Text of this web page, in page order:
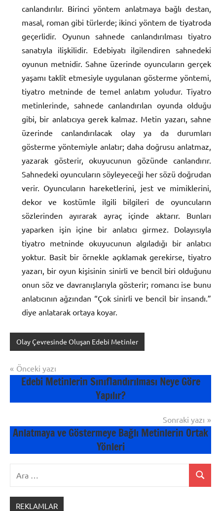
canlandırılır. Birinci yöntem anlatmaya bağlı destan,
masal, roman gibi türlerde; ikinci yöntem de tiyatroda
geçerlidir. Oyunun sahnede canlandırılması tiyatro
sanatıyla ilişkilidir. Edebiyatı ilgilendiren sahnedeki
oyunun metnidir. Sahne üzerinde oyuncuların gerçek
yaşamı taklit etmesiyle uygulanan gösterme yöntemi,
tiyatro metninde de temel anlatım yoludur. Tiyatro
metinlerinde, sahnede canlandırılan oyunda olduğu
gibi, bir anlatıcıya gerek kalmaz. Metin yazarı, sahne
üzerinde canlandırılacak olay ya da durumları
gösterme yöntemiyle anlatır; daha doğrusu anlatmaz,
yazarak gösterir, okuyucunun gözünde canlandırır.
Sahnedeki oyuncuların söyleyeceği her sözü doğrudan
verir. Oyuncuların hareketlerini, jest ve mimiklerini,
dekor ve kostümle ilgili bilgileri de oyuncuların
sözlerinden ayırarak ayraç içinde aktarır. Bunları
yaparken işin içine bir anlatıcı girmez. Dolayısıyla
tiyatro metninde okuyucunun algıladığı bir anlatıcı
yoktur. Basit bir örnekle açıklamak gerekirse, tiyatro
yazarı, bir oyun kişisinin sinirli ve bencil biri olduğunu
onun söz ve davranışlarıyla gösterir; romancı ise bunu
anlatıcının ağzından “Çok sinirli ve bencil bir insandı.”
diye anlatarak ortaya koyar.
Olay Çevresinde Oluşan Edebi Metinler
Yazı
gezinmesi
Önceki yazı
Edebi Metinlerin Sınıflandırılması Neye Göre
Yapılır?
Sonraki yazı
Anlatmaya ve Göstermeye Bağlı Metinlerin Ortak
Yönleri
Ara
REKLAMLAR